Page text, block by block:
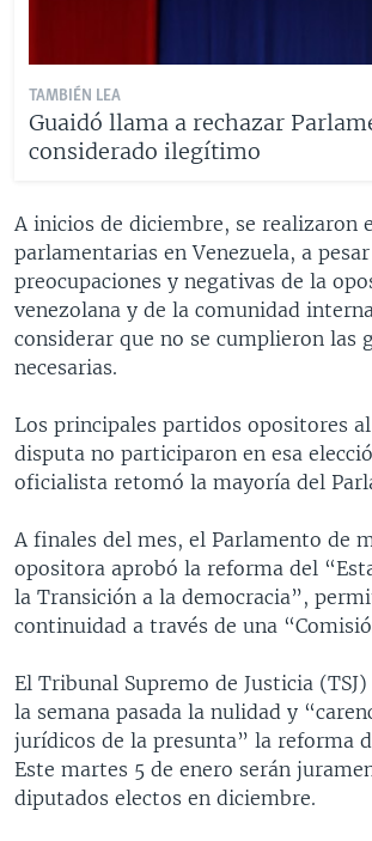
TAMBIÉN LEA
Guaidó llama a rechazar
considerado ilegítimo
A inicios de diciembre, se realizaron
parlamentarias en Venezuela, a
preocupaciones y negativas de la
venezolana y de la comunidad
considerar que no se cumplieron las
necesarias.
Los principales partidos opositores
disputa no participaron en esa
oficialista retomó la mayoría del
A finales del mes, el Parlamento de
opositora aprobó la reforma del
la Transición a la democracia”,
continuidad a través de una
El Tribunal Supremo de Justicia
la semana pasada la nulidad y
jurídicos de la presunta” la reforma
Este martes 5 de enero serán
diputados electos en diciembre.